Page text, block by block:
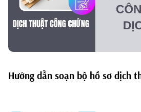
Hướng dẫn soạn bộ hồ sơ dịch